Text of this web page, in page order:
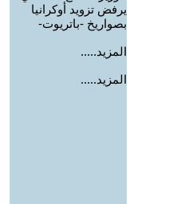
يرفض تزويد أوكرانيا
بصواريخ -باتريوت-
المزيد.....
المزيد.....